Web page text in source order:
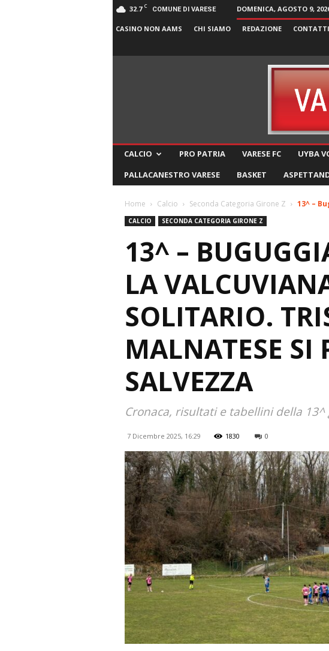
32.7 C COMUNE DI VARESE DOMENICA, AGOSTO 9,
CASINO NON AAMS CHI SIAMO REDAZIONE CONTATTI
CALCIO PRO PATRIA VARESE FC UYBA
PALLACANESTRO VARESE
BASKET
Home Calcio Seconda Categoria Girone Z 13^ –
CALCIO SECONDA CATEGORIA GIRONE Z
13^ –
LA
SOLITARIO.
MALNATESE SI
SALVEZZA
Cronaca, risultati e tabellini della 13^
7 Dicembre 2025, 16:29 1830 0